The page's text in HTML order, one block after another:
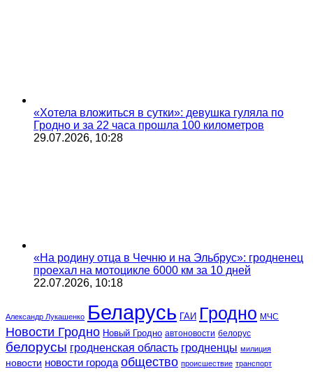
«Хотела вложиться в сутки»: девушка гуляла по
Гродно и за 22 часа прошла 100 километров
29.07.2026, 10:28
«На родину отца в Чечню и на Эльбрус»: гродненец
проехал на мотоцикле 6000 км за 10 дней
22.07.2026, 10:18
Александр Лукашенко Беларусь ГАИ Гродно МЧС
Новости Гродно Новый Гродно автоновости белорус
белорусы гродненская область гродненцы милиция
новости новости города общество происшествие транспорт